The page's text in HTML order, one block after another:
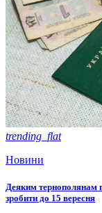
trending_flat
Новини
Деяким тернополянам
зробити до 15 вересня